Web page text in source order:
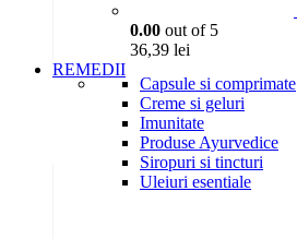
0.00 out of 5
36,39 lei
REMEDII
Capsule si comprimate
Creme si geluri
Imunitate
Produse Ayurvedice
Siropuri si tincturi
Uleiuri esentiale